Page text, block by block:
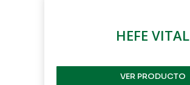
HEFE VITAL
VER PRODUCTO